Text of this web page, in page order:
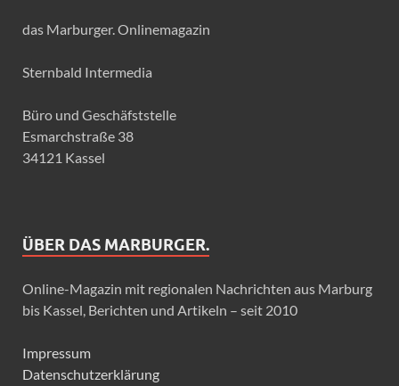
das Marburger. Onlinemagazin
Sternbald Intermedia
Büro und Geschäfststelle
Esmarchstraße 38
34121 Kassel
ÜBER DAS MARBURGER.
Online-Magazin mit regionalen Nachrichten aus Marburg
bis Kassel, Berichten und Artikeln – seit 2010
Impressum
Datenschutzerklärung